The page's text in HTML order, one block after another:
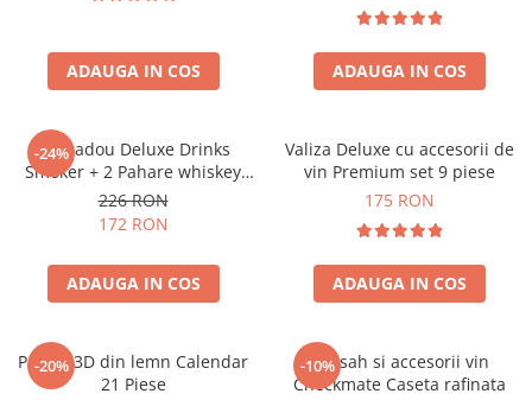
ADAUGA IN COS ADAUGA IN COS
-24%
Set cadou Deluxe Drinks
Smoker + 2 Pahare whiskey
Classical
226 RON
172 RON
ADAUGA IN COS
Valiza Deluxe cu accesorii de
vin Premium set 9 piese
175 RON
ADAUGA IN COS
-20%
Puzzle 3D din lemn Calendar
21 Piese
-10%
Set sah si accesorii vin
Checkmate Caseta rafinata